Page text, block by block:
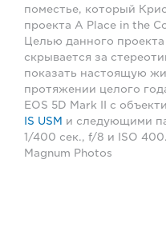
поместье, который
проекта A Place in the
Целью данного
скрывается за
показать настоящую
протяжении целого
EOS 5D Mark II с
IS USM и следующими
1/400 сек., f/8 и ISO
Magnum Photos